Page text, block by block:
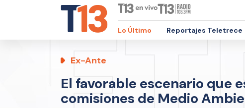
Lo Último Reportajes Teletrece
Ex-Ante
El favorable escenario que
comisiones de Medio